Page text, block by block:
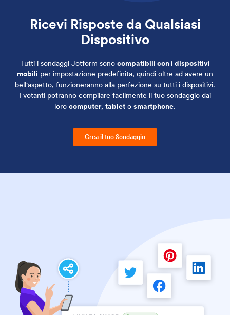
Ricevi Risposte da Qualsiasi
Dispositivo
Tutti i sondaggi Jotform sono compatibili con i dispositivi
mobili per impostazione predefinita, quindi oltre ad avere un
bell'aspetto, funzioneranno alla perfezione su tutti i dispositivi.
I votanti potranno compilare facilmente il tuo sondaggio dai
loro computer, tablet o smartphone.
Crea il tuo Sondaggio